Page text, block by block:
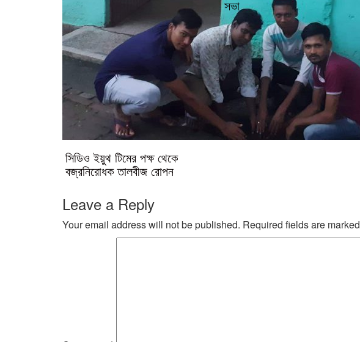
সিডিও ইয়ুথ টিমের পক্ষ থেকে
বজ্রনিরোধক তালবীজ রোপন
সভা
Leave a Reply
Your email address will not be published. Required fields are marked